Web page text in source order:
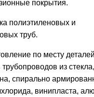
покрытия.
полиэтиленовых и
труб.
по месту деталей
из стекла,
спирально
винипласта,